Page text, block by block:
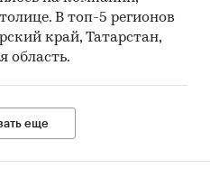
товарной фермы
140дойных голов
породы (со
В топ-5 регионов
край, Татарстан,
область.
еще